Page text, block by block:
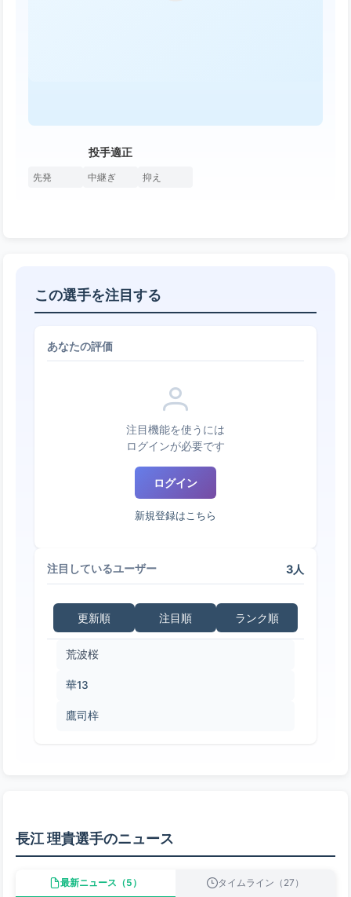
投手適正
先発 中継ぎ 抑え
この選手を注目する
あなたの評価
注目機能を使うには
ログインが必要です
ログイン
新規登録はこちら
注目しているユーザー 3人
更新順 注目順 ランク順
荒波桜
華13
鷹司梓
長江 理貴選手のニュース
最新ニュース（5） タイムライン（27）